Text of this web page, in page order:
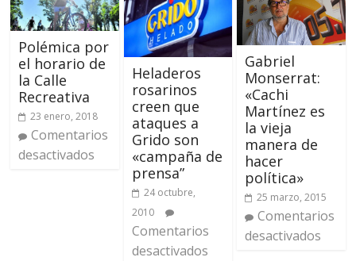
Polémica por
el horario de
la Calle
Recreativa
23 enero, 2018
Comentarios
desactivados
Heladeros
rosarinos
creen que
ataques a
Grido son
«campaña de
prensa”
24 octubre,
2010
Comentarios
desactivados
Gabriel
Monserrat:
«Cachi
Martínez es
la vieja
manera de
hacer
política»
25 marzo, 2015
Comentarios
desactivados